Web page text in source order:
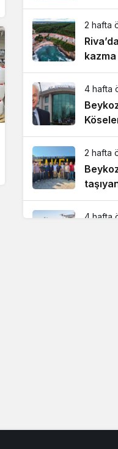
2 hafta
4 hafta
ediyor!
2 hafta
4 hafta